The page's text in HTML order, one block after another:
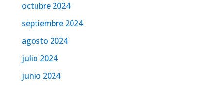
octubre 2024
septiembre 2024
agosto 2024
julio 2024
junio 2024